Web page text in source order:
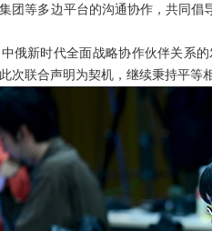
团等多边平台的沟通协作，共同
俄新时代全面战略协作伙伴关系
次联合声明为契机，继续秉持平